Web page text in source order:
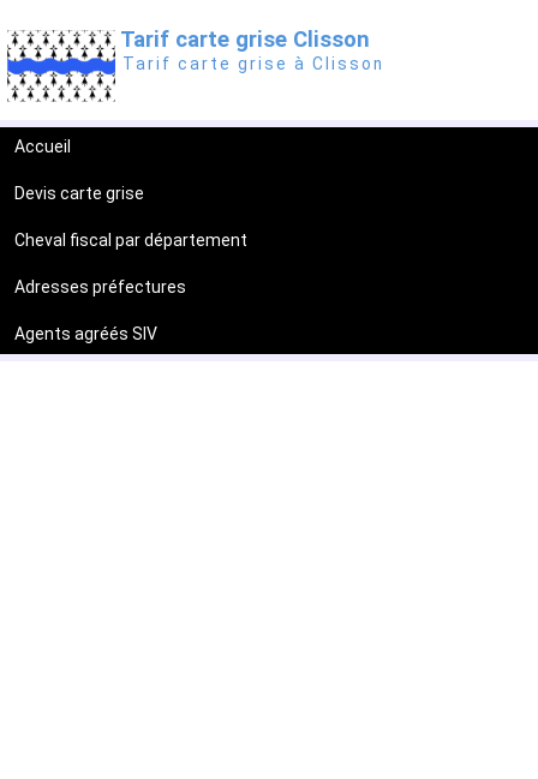
Tarif carte grise Clisson
Tarif carte grise à Clisson
Accueil
Devis carte grise
Cheval fiscal par département
Adresses préfectures
Agents agréés SIV